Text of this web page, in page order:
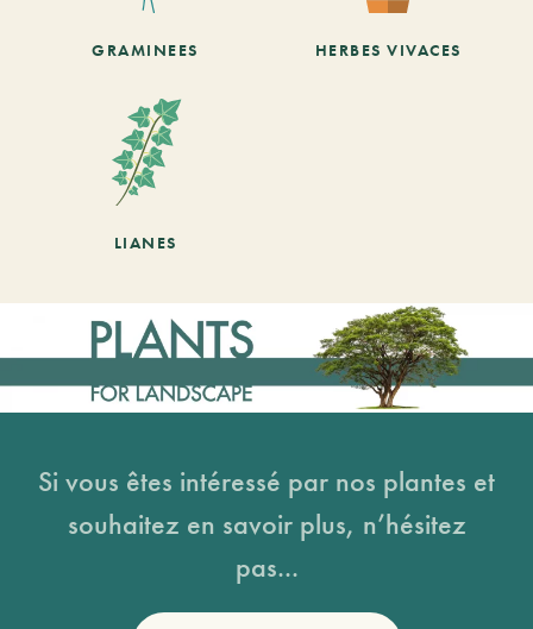
GRAMINEES HERBES VIVACES
LIANES
Si vous êtes intéressé par nos plantes et
souhaitez en savoir plus, n’hésitez
pas...